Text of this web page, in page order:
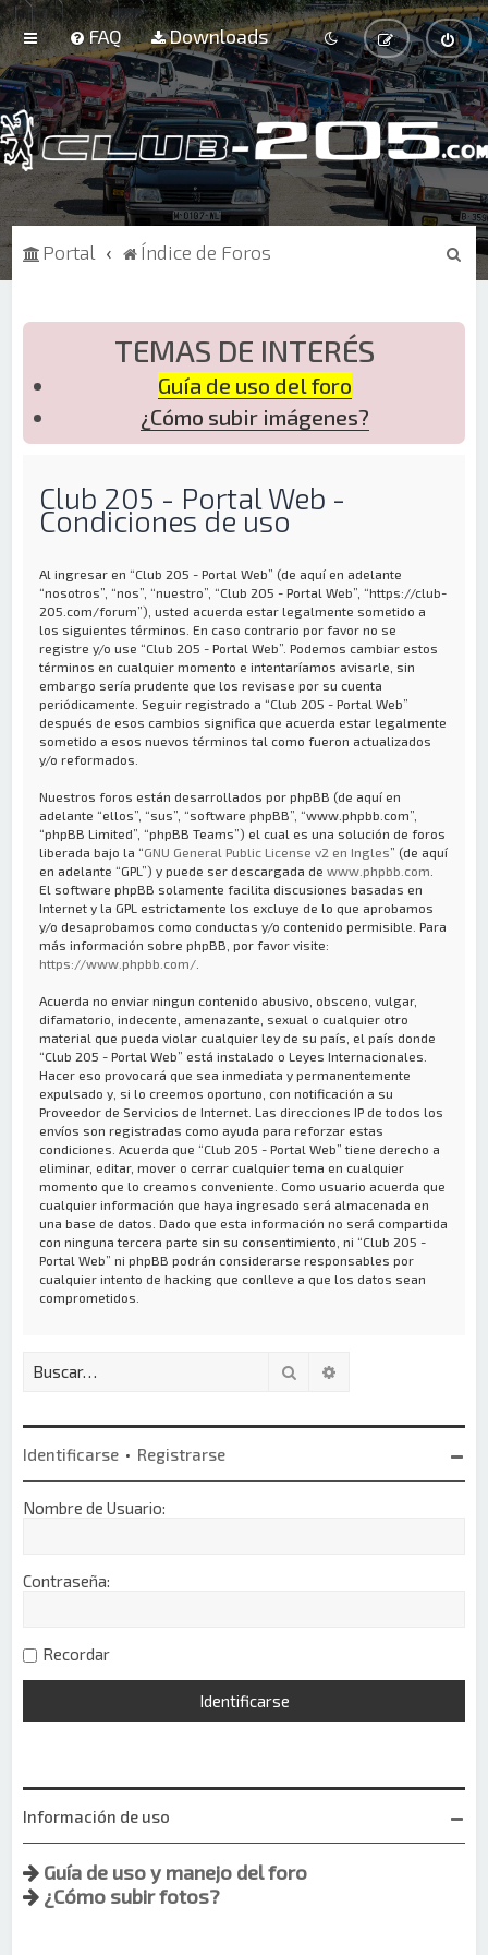
FAQ Downloads
Portal Índice de Foros
B
TEMAS DE INTERÉS
Guía de uso del foro
¿Cómo subir imágenes?
Club 205 - Portal Web -
Condiciones de uso
Al ingresar en “Club 205 - Portal Web” (de aquí en adelante
“nosotros”, “nos”, “nuestro”, “Club 205 - Portal Web”, “https://club-
205.com/forum”), usted acuerda estar legalmente sometido a
los siguientes términos. En caso contrario por favor no se
registre y/o use “Club 205 - Portal Web”. Podemos cambiar estos
términos en cualquier momento e intentaríamos avisarle, sin
embargo sería prudente que los revisase por su cuenta
periódicamente. Seguir registrado a “Club 205 - Portal Web”
después de esos cambios significa que acuerda estar legalmente
sometido a esos nuevos términos tal como fueron actualizados
y/o reformados.
Nuestros foros están desarrollados por phpBB (de aquí en
adelante “ellos”, “sus”, “software phpBB”, “www.phpbb.com”,
“phpBB Limited”, “phpBB Teams”) el cual es una solución de foros
liberada bajo la “GNU General Public License v2 en Ingles” (de aquí
en adelante “GPL”) y puede ser descargada dewww.phpbb.com
El software phpBB solamente facilita discusiones basadas en
Internet y la GPL estrictamente los excluye de lo que aprobamos
y/o desaprobamos como conductas y/o contenido permisible. Para
más información sobre phpBB, por favor visite:
https://www.phpbb.com/
Acuerda no enviar ningun contenido abusivo, obsceno, vulgar,
difamatorio, indecente, amenazante, sexual o cualquier otro
material que pueda violar cualquier ley de su país, el país donde
“Club 205 - Portal Web” está instalado o Leyes Internacionales.
Hacer eso provocará que sea inmediata y permanentemente
expulsado y, si lo creemos oportuno, con notificación a su
Proveedor de Servicios de Internet. Las direcciones IP de todos los
envíos son registradas como ayuda para reforzar estas
condiciones. Acuerda que “Club 205 - Portal Web” tiene derecho a
eliminar, editar, mover o cerrar cualquier tema en cualquier
momento que lo creamos conveniente. Como usuario acuerda que
cualquier información que haya ingresado será almacenada en
una base de datos. Dado que esta información no será compartida
con ninguna tercera parte sin su consentimiento, ni “Club 205 -
Portal Web” ni phpBB podrán considerarse responsables por
cualquier intento de hacking que conlleve a que los datos sean
comprometidos.
Buscar
Identificarse • Registrarse
Nombre de Usuario:
Contraseña:
Recordar
Información de uso
Guía de uso y manejo del foro
¿Cómo subir fotos?